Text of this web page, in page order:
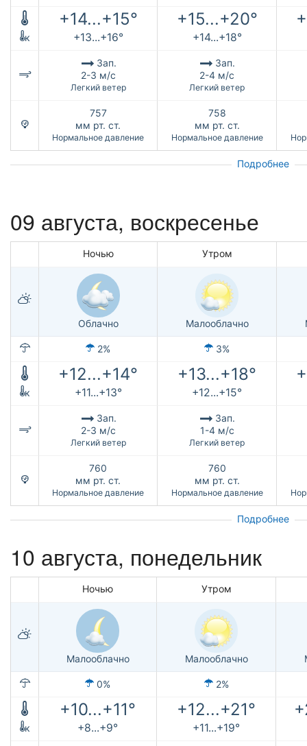
+14...+15° +15...+20°
к +13...+16° +14...+18°
Зап.
2-3 м/с
Легкий ветер
Зап.
2-4 м/с
Легкий ветер
757
мм рт. ст.
Нормальное давление
758
мм рт. ст.
Нормальное давление
Подробнее
09 августа, воскресенье
Ночью Утром
Облачно Малооблачно
2% 3%
+12...+14° +13...+18°
к +11...+13° +12...+15°
Зап.
2-3 м/с
Легкий ветер
Зап.
1-4 м/с
Легкий ветер
760
мм рт. ст.
Нормальное давление
760
мм рт. ст.
Нормальное давление
Подробнее
10 августа, понедельник
Ночью Утром
Малооблачно Малооблачно
0% 2%
+10...+11° +12...+21°
к +8...+9° +11...+19°